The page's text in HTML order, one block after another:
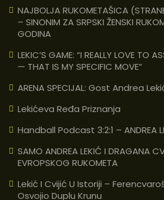
NAJBOLJA RUKOMETAŠICA
– SINONIM ZA SRPSKI ŽENSKI
GODINA
LEKIC’S GAME: “I REALLY LOVE TO
— THAT IS MY SPECIFIC MOVE”
ARENA SPECIJAL: Gost Andrea
Lekićeva Ređa Priznanja
Handball Podcast 3:2:1 – ANDREA
SAMO ANDREA LEKIĆ I DRAGANA
EVROPSKOG RUKOMETA
Lekić I Cvijić U Istoriji –
Osvojio Duplu Krunu